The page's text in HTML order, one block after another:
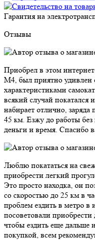
Гарантия на
Отзывы
Приобрел в этом
M4, был приятно удивлен
характеристиками
всякий случай покатался
набирает отлично,
45 км. Езжу до работы
деньги и время. Спасибо
Люблю покататься на
приобрести легкий
Это просто находка, он
со скоростью до 25 км в
проблем ездить в метро в
посоветовали
чтобы ездить еще дальше
покупкой, всем